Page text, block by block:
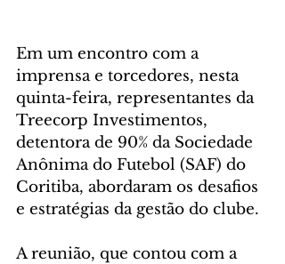
Em um encontro com a
imprensa e torcedores, nesta
quinta-feira, representantes da
Treecorp Investimentos,
detentora de 90% da Sociedade
Anônima do Futebol (SAF) do
Coritiba, abordaram os desafios
e estratégias da gestão do clube.
A reunião, que contou com a